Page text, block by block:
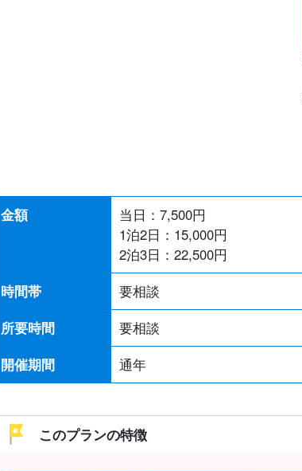
金額 当日： 7,500円
1泊2日：15,000円
2泊3日：22,500円
時間帯
要相談
所要時間
要相談
開催期間
通年
このプランの特徴